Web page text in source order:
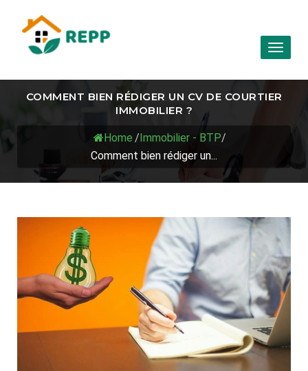
Toggle
COMMENT BIEN RÉDIGER UN CV DE COURTIER
IMMOBILIER ?
Home /Immobilier - BTP/
Comment bien rédiger un...